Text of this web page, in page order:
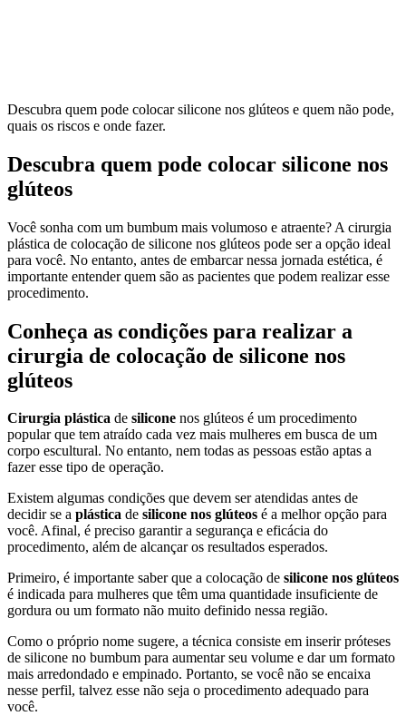
Descubra quem pode colocar silicone nos glúteos e quem não pode,
quais os riscos e onde fazer.
Descubra quem pode colocar silicone nos
glúteos
Você sonha com um bumbum mais volumoso e atraente? A cirurgia
plástica de colocação de silicone nos glúteos pode ser a opção ideal
para você. No entanto, antes de embarcar nessa jornada estética, é
importante entender quem são as pacientes que podem realizar esse
procedimento.
Conheça as condições para realizar a
cirurgia de colocação de silicone nos
glúteos
Cirurgia plástica de silicone nos glúteos é um procedimento
popular que tem atraído cada vez mais mulheres em busca de um
corpo escultural. No entanto, nem todas as pessoas estão aptas a
fazer esse tipo de operação.
Existem algumas condições que devem ser atendidas antes de
decidir se a plástica de silicone nos glúteos é a melhor opção para
você. Afinal, é preciso garantir a segurança e eficácia do
procedimento, além de alcançar os resultados esperados.
Primeiro, é importante saber que a colocação de silicone nos glúteos
é indicada para mulheres que têm uma quantidade insuficiente de
gordura ou um formato não muito definido nessa região.
Como o próprio nome sugere, a técnica consiste em inserir próteses
de silicone no bumbum para aumentar seu volume e dar um formato
mais arredondado e empinado. Portanto, se você não se encaixa
nesse perfil, talvez esse não seja o procedimento adequado para
você.